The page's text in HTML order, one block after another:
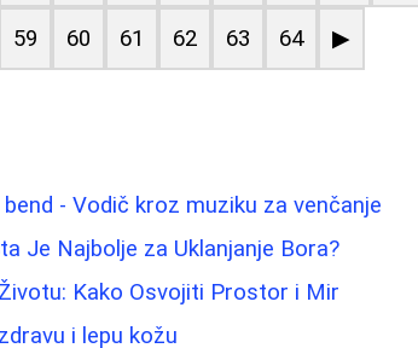
59 60 61 62 63 64 ▶
- Vodič kroz muziku za venčanje
Je Najbolje za Uklanjanje Bora?
Kako Osvojiti Prostor i Mir
i lepu kožu